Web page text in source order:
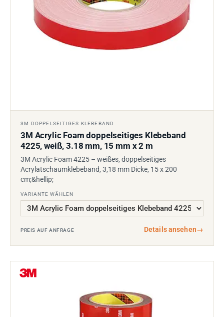
3M DOPPELSEITIGES KLEBEBAND
3M Acrylic Foam doppelseitiges Klebeband
4225, weiß, 3.18 mm, 15 mm x 2 m
3M Acrylic Foam 4225 – weißes, doppelseitiges
Acrylatschaumklebeband, 3,18 mm Dicke, 15 x 200
cm;&hellip;
VARIANTE WÄHLEN
PREIS AUF ANFRAGE Details ansehen→